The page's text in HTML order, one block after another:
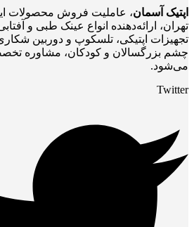
اپتیک آسمان، عاملیت فروش محصولات
تهران، ارائه‌دهنده انواع عینک طبی و
تجهیزات اپتیکی، تلسکوپ و دوربین
چشم بزرگسالان و کودکان، مشاوره
می‌شود.
Twitter